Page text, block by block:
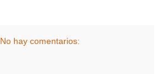
No hay comentarios: